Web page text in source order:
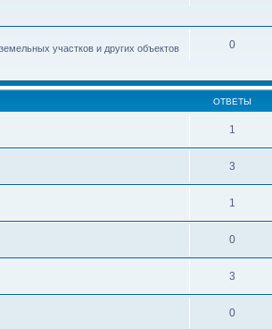
участков и других объектов
0
ОТВЕТЫ
1
3
1
0
3
0